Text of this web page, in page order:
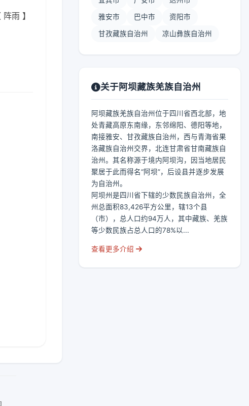
雨 】 雅安市 巴中市 资阳市
甘孜藏族自治州 凉山彝族自治州
关于阿坝藏族羌族自治州
阿坝藏族羌族自治州位于四川省西北部，地
处青藏高原东南缘，东邻绵阳、德阳等地，
南接雅安、甘孜藏族自治州，西与青海省果
洛藏族自治州交界，北连甘肃省甘南藏族自
治州。其名称源于境内阿坝沟，因当地居民
聚居于此而得名“阿坝”，后设县并逐步发展
为自治州。
阿坝州是四川省下辖的少数民族自治州，全
州总面积83,426平方公里，辖13个县
（市），总人口约94万人，其中藏族、羌族
等少数民族占总人口的78%以...
查看更多介绍